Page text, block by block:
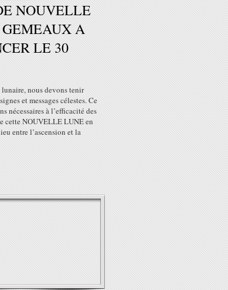
NOUVELLE
A
LE 30
nous devons tenir
et messages célestes. Ce
nécessaires à l’efficacité des
cette NOUVELLE LUNE en
entre l’ascension et la